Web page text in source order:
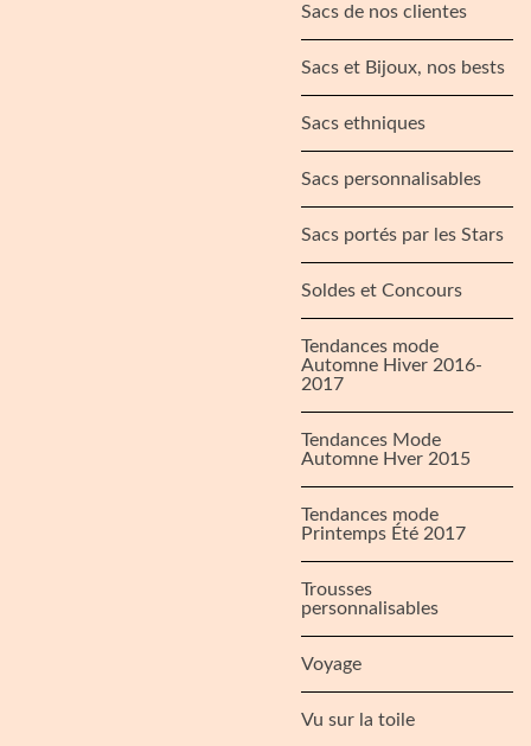
Sacs de nos clientes
Sacs et Bijoux, nos bests
Sacs ethniques
Sacs personnalisables
Sacs portés par les Stars
Soldes et Concours
Tendances mode
Automne Hiver 2016-
2017
Tendances Mode
Automne Hver 2015
Tendances mode
Printemps Été 2017
Trousses
personnalisables
Voyage
Vu sur la toile